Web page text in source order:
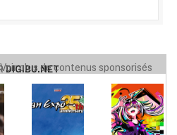
DIGIBU.NET
Voir plus de contenus sponsorisés